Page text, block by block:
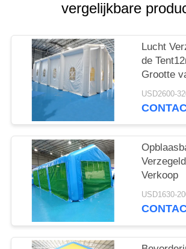
vergelijkbare
Lucht
de
Grootte
zeildoek
Verkoop